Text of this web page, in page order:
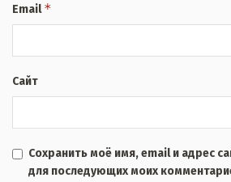
Email*
Сайт
Сохранить моё имя, email и адрес
для последующих моих